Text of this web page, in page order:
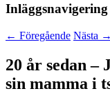
Inläggsnavigering
← Föregående Nästa →
20 år sedan –
sin mamma i